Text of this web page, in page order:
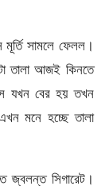
সামলে ফেলল।
তালা আজই কিনতে
যখন বের হয় তখন
মনে হচ্ছে তালা
জ্বলন্ত সিগারেট।